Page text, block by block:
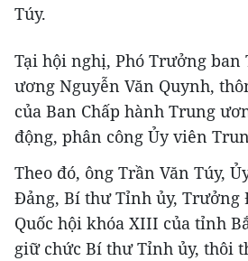
Túy.
Tại hội nghị, Phó Trưởng ban
ương Nguyễn Văn Quynh,
của Ban Chấp hành Trung
động, phân công Ủy viên
Theo đó, ông Trần Văn Túy,
Đảng, Bí thư Tỉnh ủy, Trưởng
Quốc hội khóa XIII của tỉnh
giữ chức Bí thư Tỉnh ủy, thôi